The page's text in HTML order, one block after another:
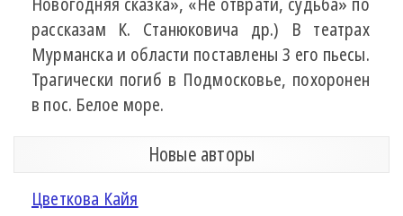
рассказам К. Станюковича др.) В театрах
Мурманска и области поставлены 3 его пьесы.
Трагически погиб в Подмосковье, похоронен
в пос. Белое море.
Новые авторы
Цветкова Кайя